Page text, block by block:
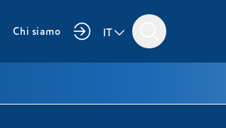
Chi siamo IT